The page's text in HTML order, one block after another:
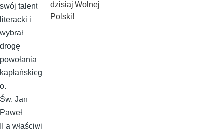
swój talent
literacki i
wybrał
drogę
powołania
kapłańskieg
o.
Św. Jan
Paweł
II a właściwi
dzisiaj Wolnej
Polski!